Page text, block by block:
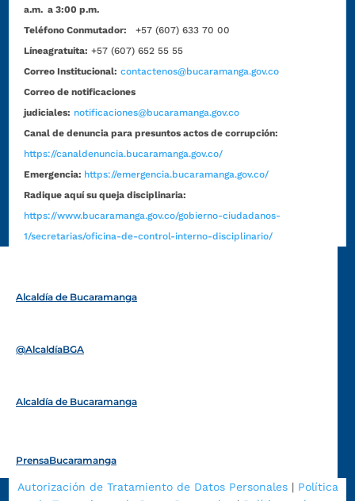
a.m. a 3:00 p.m.
Teléfono Conmutador:
+57 (607) 633 70 00
Líneagratuita: +57 (607) 652 55 55
Correo Institucional: contactenos@bucaramanga.gov.co
Correo de notificaciones
judiciales: notificaciones@bucaramanga.gov.co
Canal de denuncia para presuntos actos de corrupción:
https://canaldenuncia.bucaramanga.gov.co/
Emergencia: https://emergencia.bucaramanga.gov.co/
Radique aquí su queja disciplinaria:
https://www.bucaramanga.gov.co/gobierno-ciudadanos-
1/secretarias/oficina-de-control-interno-disciplinario/
Alcaldía de Bucaramanga
@AlcaldíaBGA
Alcaldía de Bucaramanga
PrensaBucaramanga
Autorización de Tratamiento de Datos Personales| Política